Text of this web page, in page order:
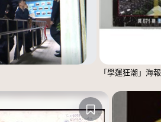
「學運狂潮」海報